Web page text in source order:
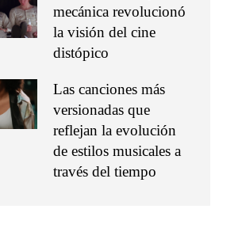
mecánica revolucionó
la visión del cine
distópico
Las canciones más
versionadas que
reflejan la evolución
de estilos musicales a
través del tiempo